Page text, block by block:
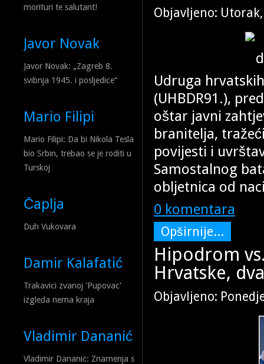
morituri te salutant!
Javor Novak
Javor Novak: „Zagreb 8.
svibnja 1945. i posljedice“
Mario Filipi
Mario Filipi: Da bi Nikola Tesla
bio Srbin, trebao se je roditi u
Turskoj
Čaplja
Duh Vukovara
Damir Kalafatić
Trakavici zvanoj 'Pupovac'
izgleda nema kraja
Vladimir Dananić
Vladimir Dananić: Znamenja s
Objavljeno:
Udruga
(UHBDR91.),
oštar javni
branitelja,
povijesti i
Samostalnog
obljetnica od
0 komentara
Opširnije...
Hipodrom
Hrvatske,
Objavljeno: